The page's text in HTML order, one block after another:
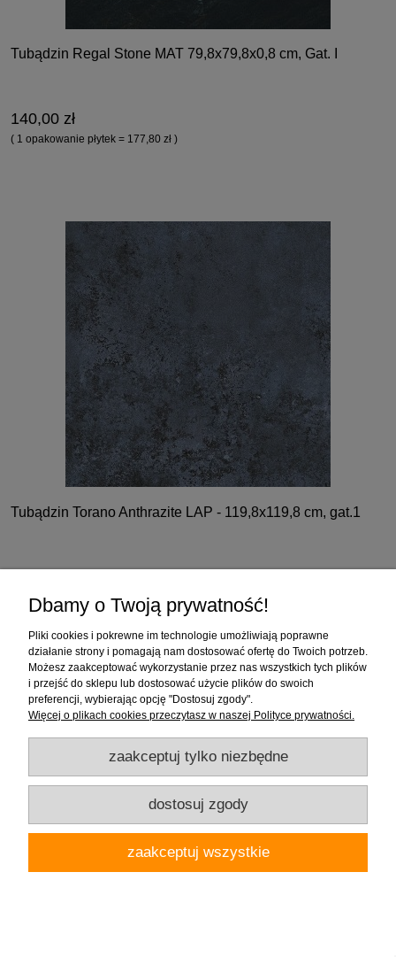
Tubądzin Regal Stone MAT 79,8x79,8x0,8 cm, Gat. I
140,00 zł
( 1 opakowanie płytek = 177,80 zł )
Tubądzin Torano Anthrazite LAP - 119,8x119,8 cm, gat.1
Dbamy o Twoją prywatność!
Pliki cookies i pokrewne im technologie umożliwiają poprawne
działanie strony i pomagają nam dostosować ofertę do Twoich potrzeb.
Możesz zaakceptować wykorzystanie przez nas wszystkich tych plików
i przejść do sklepu lub dostosować użycie plików do swoich
preferencji, wybierając opcję "Dostosuj zgody".
Więcej o plikach cookies przeczytasz w naszej Polityce prywatności.
zaakceptuj tylko niezbędne
dostosuj zgody
zaakceptuj wszystkie